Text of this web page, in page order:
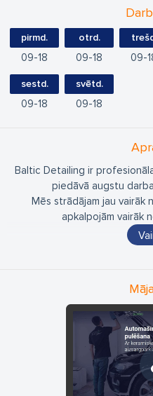
pirmd.
09 18
otrd.
09 18 09
sestd.
09 18
svētd.
09 18
Baltic Detailing ir
piedāvā augstu
Mēs strādājam jau vairāk
apkalpojām vairāk
Mēs piedāvājam auto
–
– Salona
–
– Aizsargplēves(PPF) un
– Buktes
– Ādas